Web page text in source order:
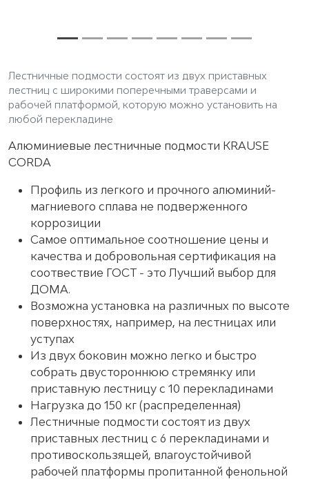
Лестничные подмости состоят из двух приставных
лестниц с широкими поперечными траверсами и
рабочей платформой, которую можно установить на
любой перекладине
Алюминиевые лестничные подмости KRAUSE
CORDA
Профиль из легкого и прочного алюминий-
магниевого сплава не подверженного
коррозиции
Самое оптимальное соотношение цены и
качества и добровольная сертификация на
соотвествие ГОСТ - это Лучший выбор для
ДОМА.
Возможна установка на различных по высоте
поверхностях, например, на лестницах или
уступах
Из двух боковин можно легко и быстро
собрать двустороннюю стремянку или
приставную лестницу с 10 перекладинами
Нагрузка до 150 кг (распределенная)
Лестничные подмости состоят из двух
приставных лестниц с 6 перекладинами и
противоскользящей, влагоустойчивой
рабочей платформы пропитанной фенольной